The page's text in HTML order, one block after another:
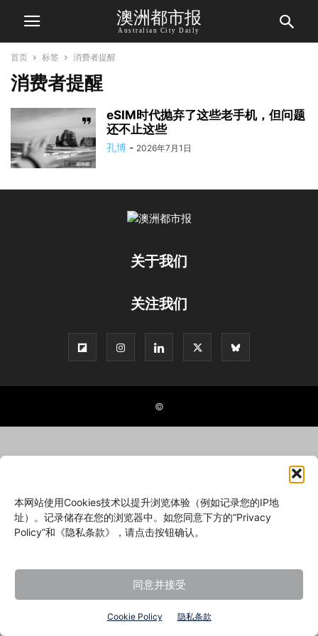
本网站使用Cookies技术以提升浏览体验（例如记录您的IP地
址）。记录储存在您的浏览器中。如您同意下方的“Privacy
Policy”和《隐私条款》，请点击按钮确认。
同意并接受
Cookie Policy 隐私条款
澳洲都市报
Australian City Daily
首页 标签 消费者提醒
消费者提醒
eSIM时代抛弃了这些老手机，但问题
还不止这些
孔博 - 2026年7月1日
关于我们
关注我们
©